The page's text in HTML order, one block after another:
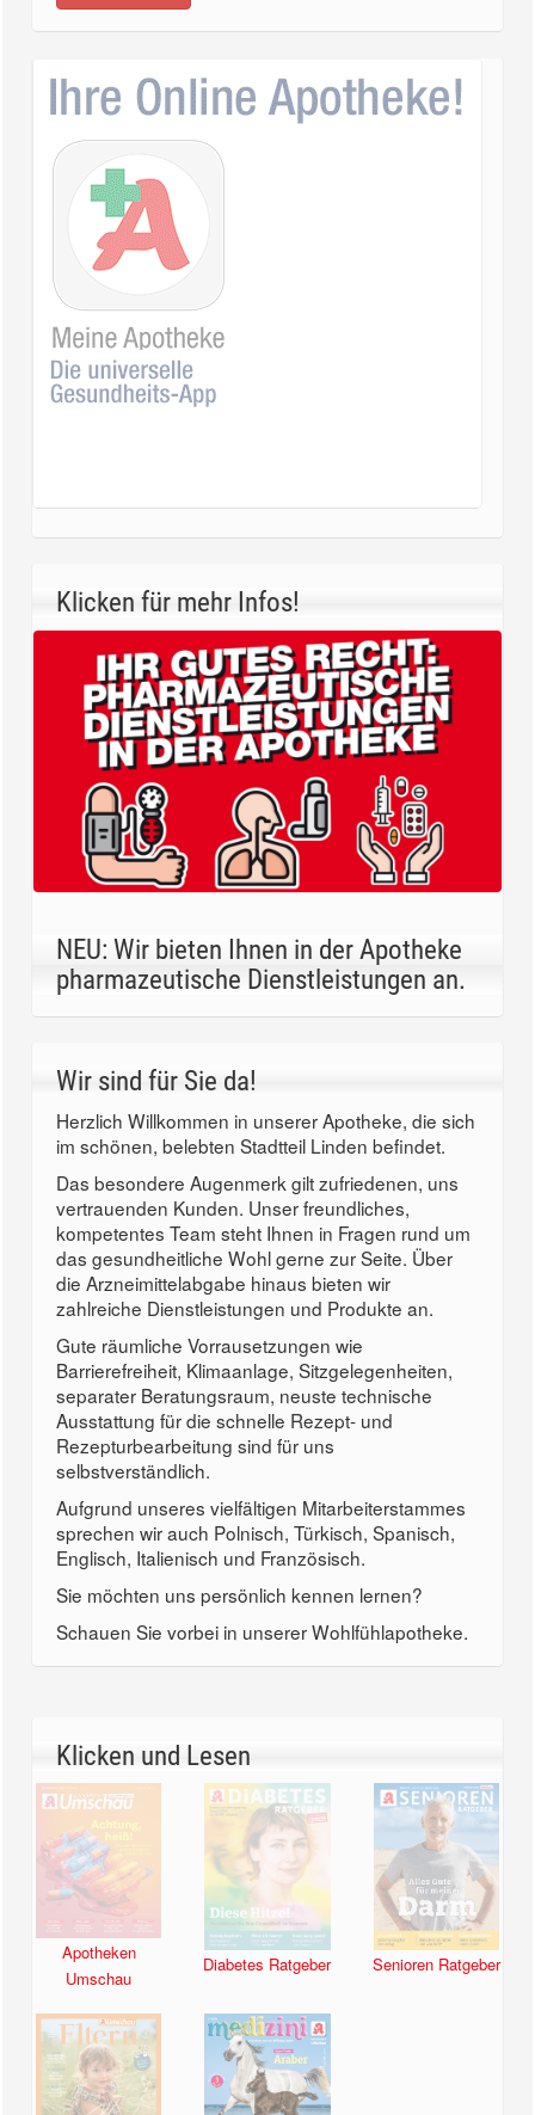
Klicken für mehr Infos!
NEU: Wir bieten Ihnen in der Apotheke
pharmazeutische Dienstleistungen an.
Wir sind für Sie da!
Herzlich Willkommen in unserer Apotheke, die sich
im schönen, belebten Stadtteil Linden befindet.
Das besondere Augenmerk gilt zufriedenen, uns
vertrauenden Kunden. Unser freundliches,
kompetentes Team steht Ihnen in Fragen rund um
das gesundheitliche Wohl gerne zur Seite. Über
die Arzneimittelabgabe hinaus bieten wir
zahlreiche Dienstleistungen und Produkte an.
Gute räumliche Vorrausetzungen wie
Barrierefreiheit, Klimaanlage, Sitzgelegenheiten,
separater Beratungsraum, neuste technische
Ausstattung für die schnelle Rezept- und
Rezepturbearbeitung sind für uns
selbstverständlich.
Aufgrund unseres vielfältigen Mitarbeiterstammes
sprechen wir auch Polnisch, Türkisch, Spanisch,
Englisch, Italienisch und Französisch.
Sie möchten uns persönlich kennen lernen?
Schauen Sie vorbei in unserer Wohlfühlapotheke.
Klicken und Lesen
Apotheken
Umschau
Diabetes Ratgeber Senioren Ratgeber